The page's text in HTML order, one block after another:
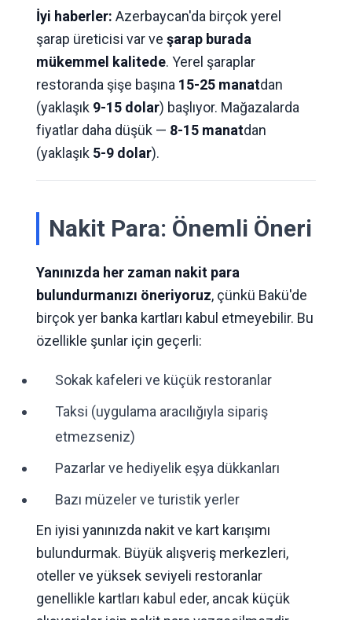
İyi haberler: Azerbaycan'da birçok yerel
şarap üreticisi var ve şarap burada
mükemmel kalitede. Yerel şaraplar
restoranda şişe başına 15-25 manatdan
(yaklaşık 9-15 dolar) başlıyor. Mağazalarda
fiyatlar daha düşük — 8-15 manatdan
(yaklaşık 5-9 dolar).
Nakit Para: Önemli Öneri
Yanınızda her zaman nakit para
bulundurmanızı öneriyoruz, çünkü Bakü'de
birçok yer banka kartları kabul etmeyebilir. Bu
özellikle şunlar için geçerli:
Sokak kafeleri ve küçük restoranlar
Taksi (uygulama aracılığıyla sipariş
etmezseniz)
Pazarlar ve hediyelik eşya dükkanları
Bazı müzeler ve turistik yerler
En iyisi yanınızda nakit ve kart karışımı
bulundurmak. Büyük alışveriş merkezleri,
oteller ve yüksek seviyeli restoranlar
genellikle kartları kabul eder, ancak küçük